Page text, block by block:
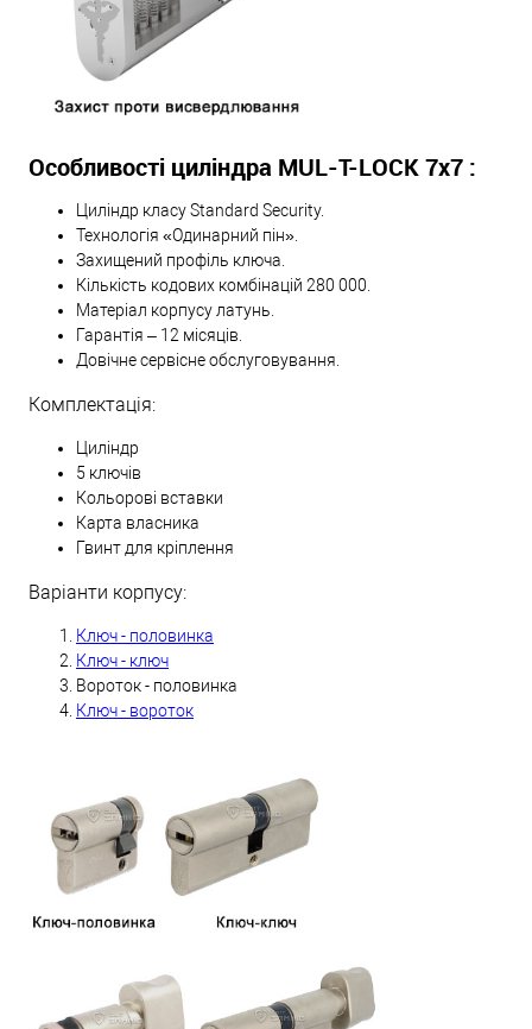
Особливості циліндра MUL-T-LOCK 7х7 :
Циліндр класу Standard Security.
Технологія «Одинарний пін».
Захищений профіль ключа.
Кількість кодових комбінацій 280 000.
Матеріал корпусу латунь.
Гарантія – 12 місяців.
Довічне сервісне обслуговування.
Комплектація:
Циліндр
5 ключів
Кольорові вставки
Карта власника
Гвинт для кріплення
Варіанти корпусу:
Ключ - половинка
Ключ - ключ
Вороток - половинка
Ключ - вороток